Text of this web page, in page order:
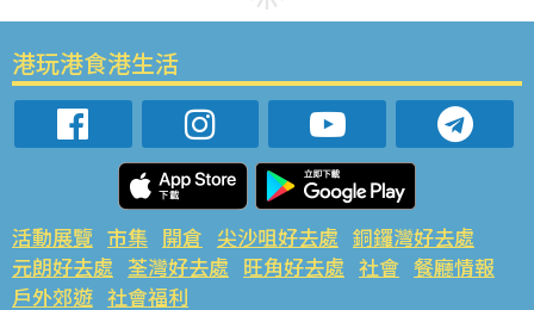
港玩港食港生活
活動展覽 市集 開倉 尖沙咀好去處 銅鑼灣好去處
元朗好去處 荃灣好去處 旺角好去處 社會 餐廳情報
戶外郊遊 社會福利